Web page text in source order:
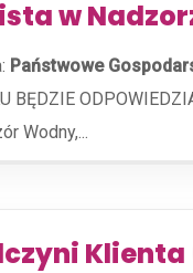
w
Państwowe
BĘDZIE
Wodny,...